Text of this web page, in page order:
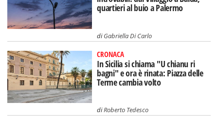
quartieri al buio a Palermo
diGabriella Di Carlo
CRONACA
In Sicilia si chiama "U chianu ri
bagni" e ora è rinata: Piazza delle
Terme cambia volto
diRoberto Tedesco